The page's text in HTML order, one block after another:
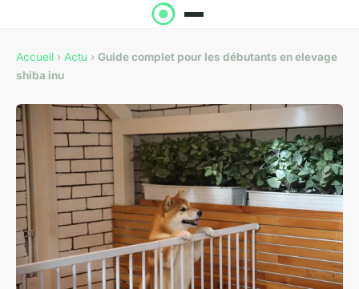
Accueil › Actu › Guide complet pour les débutants en elevage
shiba inu